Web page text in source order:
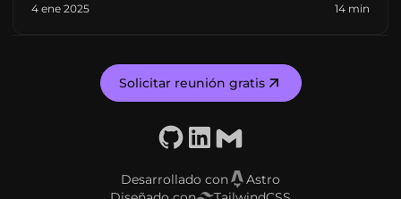
completa para empresas.
4 ene 2025 14 min
Solicitar reunión gratis
GitHubLinkedIn
Email
Desarrollado con
Astro